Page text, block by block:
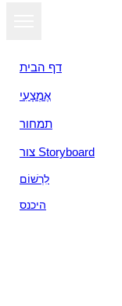
דף הבית
אֶמְצָעִי
תמחור
צור Storyboard
לִרְשׁוֹם
היכנס